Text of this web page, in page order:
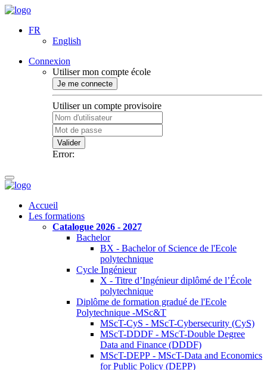
FR
English
Connexion
Utiliser mon compte école
Je me connecte
Utiliser un compte provisoire
Valider
Error:
Accueil
Les formations
Catalogue 2026 - 2027
Bachelor
BX - Bachelor of Science de l'Ecole
polytechnique
Cycle Ingénieur
X - Titre d’Ingénieur diplômé de l’École
polytechnique
Diplôme de formation gradué de l'Ecole
Polytechnique -MSc&T
MScT-CyS - MScT-Cybersecurity (CyS)
MScT-DDDF - MScT-Double Degree
Data and Finance (DDDF)
MScT-DEPP - MScT-Data and Economics
for Public Policy (DEPP)